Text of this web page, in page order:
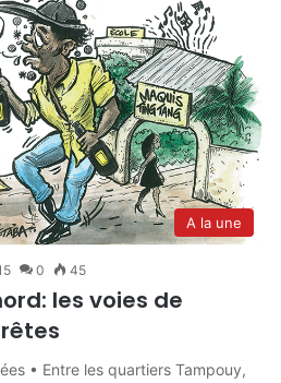
A la une
0 45
les voies de
• Entre les quartiers Tampouy,